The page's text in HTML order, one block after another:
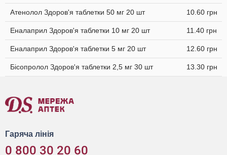
Атенолол Здоров'я таблетки 50 мг 20 шт 10.60 грн
Еналаприл Здоров'я таблетки 10 мг 20 шт 11.40 грн
Еналаприл Здоров'я таблетки 5 мг 20 шт 12.60 грн
Бісопролол Здоров'я таблетки 2,5 мг 30 шт 13.30 грн
Гаряча лінія
0 800 30 20 60